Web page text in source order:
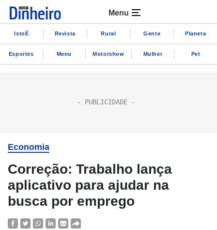
Menu
IstoÉ Revista Rural Gente Planeta
Esportes Menu Motorshow Mulher Pet
Economia
Correção: Trabalho lança
aplicativo para ajudar na
busca por emprego